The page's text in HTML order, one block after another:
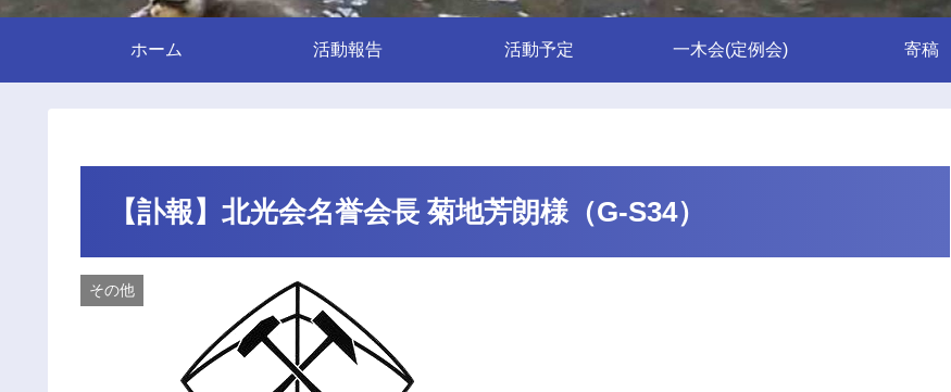
ホーム 活動報告 活動予定 一木会(定例会) 寄稿
【訃報】北光会名誉会長 菊地芳朗様（G-S34）
その他